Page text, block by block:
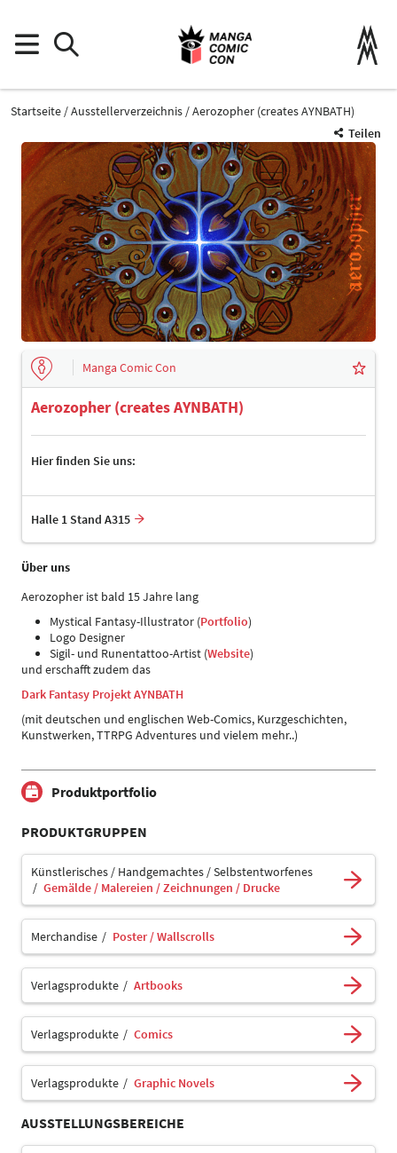
Startseite Ausstellerverzeichnis
Aerozopher (creates AYNBATH)
Teilen
Manga Comic Con
Aerozopher (creates AYNBATH)
Hier finden Sie uns:
Halle 1 Stand A315
Über uns
Aerozopher ist bald 15 Jahre lang
Mystical Fantasy-Illustrator (Portfolio)
Logo Designer
Sigil- und Runentattoo-Artist (Website)
und erschafft zudem das
Dark Fantasy Projekt AYNBATH
(mit deutschen und englischen Web-Comics, Kurzgeschichten,
Kunstwerken, TTRPG Adventures und vielem mehr..)
Produktportfolio
PRODUKTGRUPPEN
Künstlerisches / Handgemachtes / Selbstentworfenes
Gemälde / Malereien / Zeichnungen / Drucke
Merchandise Poster / Wallscrolls
Verlagsprodukte Artbooks
Verlagsprodukte Comics
Verlagsprodukte Graphic Novels
AUSSTELLUNGSBEREICHE